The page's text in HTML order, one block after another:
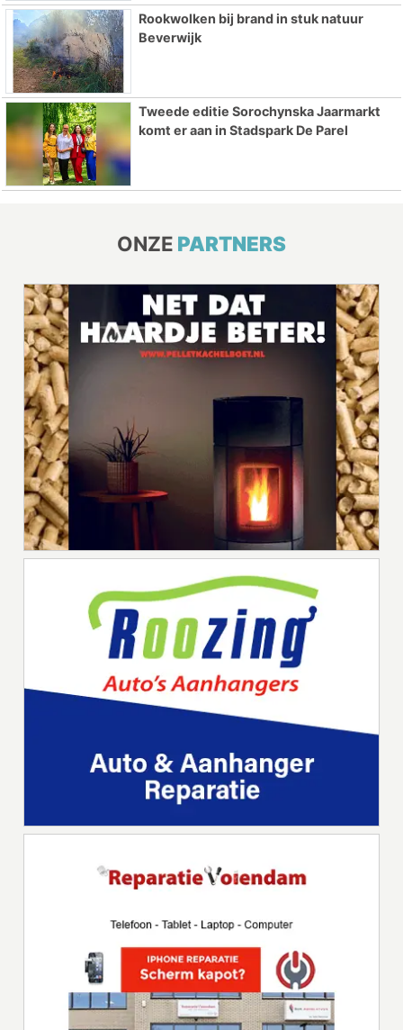
Rookwolken bij brand in stuk natuur
Beverwijk
Tweede editie Sorochynska Jaarmarkt
komt er aan in Stadspark De Parel
ONZE PARTNERS